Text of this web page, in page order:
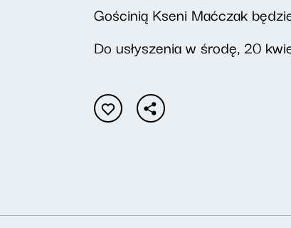
Gościnią Kseni Maćczak
Do usłyszenia w środę, 20